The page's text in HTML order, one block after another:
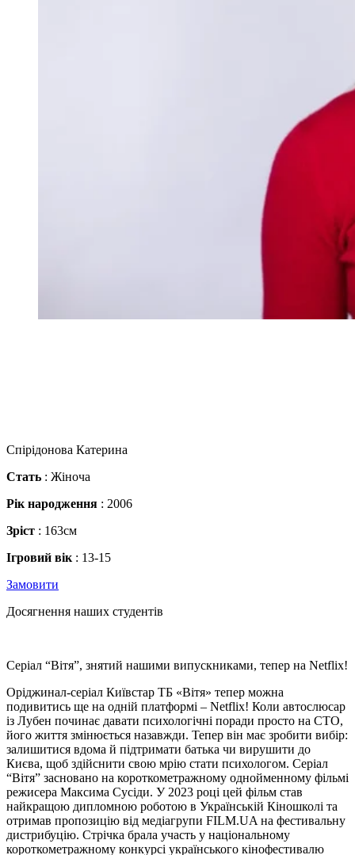
Спірідонова Катерина
Стать : Жіноча
Рік народження : 2006
Зріст : 163см
Ігровий вік : 13-15
Замовити
Досягнення наших студентів
Серіал “Вітя”, знятий нашими випускниками, тепер на Netflix!
Оріджинал-серіал Київстар ТБ «Вітя» тепер можна
подивитись ще на одній платформі – Netflix! Коли автослюсар
із Лубен починає давати психологічні поради просто на СТО,
його життя змінюється назавжди. Тепер він має зробити вибір:
залишитися вдома й підтримати батька чи вирушити до
Києва, щоб здійснити свою мрію стати психологом. Серіал
“Вітя” засновано на короткометражному однойменному фільмі
режисера Максима Сусіди. У 2023 році цей фільм став
найкращою дипломною роботою в Українській Кіношколі та
отримав пропозицію від медіагрупи FILM.UA на фестивальну
дистрибуцію. Стрічка брала участь у національному
короткометражному конкурсі українського кінофестивалю